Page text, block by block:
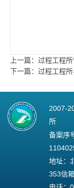
上一篇：过程工程
下一篇：过程工程
2007-
所
备案序
地址：
353信